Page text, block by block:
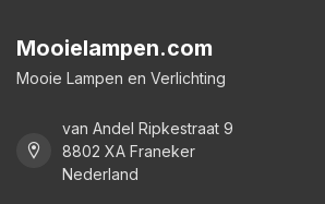
Mooielampen.com
Mooie Lampen en Verlichting
van Andel Ripkestraat 9
8802 XA Franeker
Nederland